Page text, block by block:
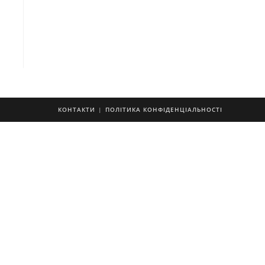
КОНТАКТИ ПОЛІТИКА КОНФІДЕНЦІАЛЬНОСТІ